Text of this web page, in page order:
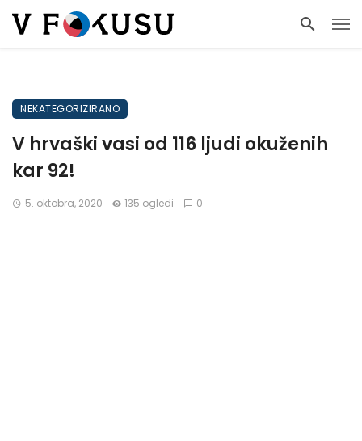
NEKATEGORIZIRANO
V hrvaški vasi od 116 ljudi okuženih
kar 92!
5. oktobra, 2020 135 ogledi 0